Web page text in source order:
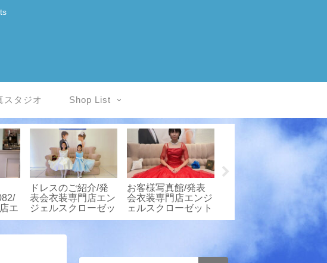
スタジオ Shop List
ェ
お客様写真館/発表
会衣装専門店エンジ
ェルスクローゼット
お客様写真館/発表
会衣装専門店エンジ
ェルスクローゼット